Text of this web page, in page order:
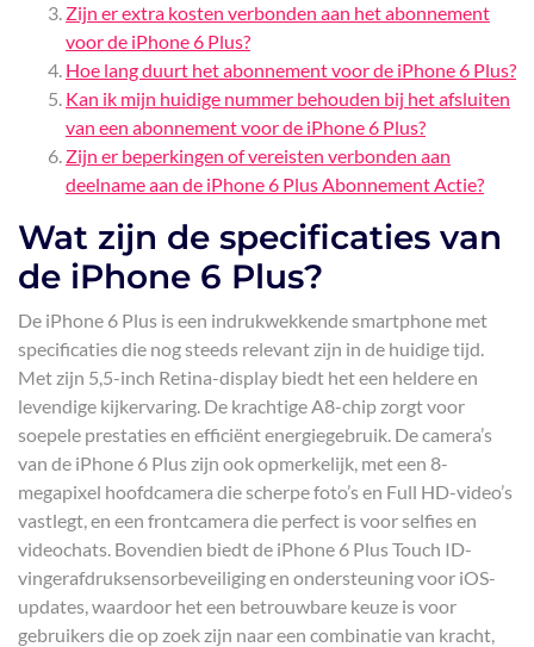
Zijn er extra kosten verbonden aan het abonnement
voor de iPhone 6 Plus?
Hoe lang duurt het abonnement voor de iPhone 6 Plus?
Kan ik mijn huidige nummer behouden bij het afsluiten
van een abonnement voor de iPhone 6 Plus?
Zijn er beperkingen of vereisten verbonden aan
deelname aan de iPhone 6 Plus Abonnement Actie?
Wat zijn de specificaties van
de iPhone 6 Plus?
De iPhone 6 Plus is een indrukwekkende smartphone met
specificaties die nog steeds relevant zijn in de huidige tijd.
Met zijn 5,5-inch Retina-display biedt het een heldere en
levendige kijkervaring. De krachtige A8-chip zorgt voor
soepele prestaties en efficiënt energiegebruik. De camera’s
van de iPhone 6 Plus zijn ook opmerkelijk, met een 8-
megapixel hoofdcamera die scherpe foto’s en Full HD-video’s
vastlegt, en een frontcamera die perfect is voor selfies en
videochats. Bovendien biedt de iPhone 6 Plus Touch ID-
vingerafdruksensorbeveiliging en ondersteuning voor iOS-
updates, waardoor het een betrouwbare keuze is voor
gebruikers die op zoek zijn naar een combinatie van kracht,